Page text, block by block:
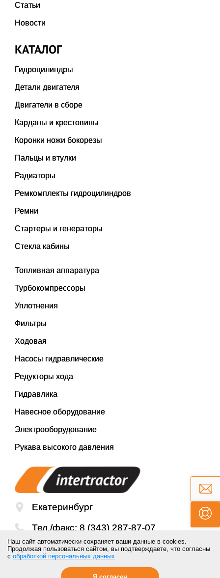
Статьи
Новости
КАТАЛОГ
Гидроцилиндры
Детали двигателя
Двигатели в сборе
Карданы и крестовины
Коронки ножи бокорезы
Пальцы и втулки
Радиаторы
Ремкомплекты гидроцилиндров
Ремни
Стартеры и генераторы
Стекла кабины
Топливная аппаратура
Турбокомпрессоры
Уплотнения
Фильтры
Ходовая
Насосы гидравлические
Редукторы хода
Гидравлика
Навесное оборудование
Электрооборудование
Рукава высокого давления
Екатеринбург
Тел./факс: 8 (343) 287-87-07
Email:mail@inter-tractor.ru
Наш сайт автоматически сохраняет ваши данные в cookies.
Продолжая пользоваться сайтом, вы подтверждаете, что согласны
с обработкой персональных данных